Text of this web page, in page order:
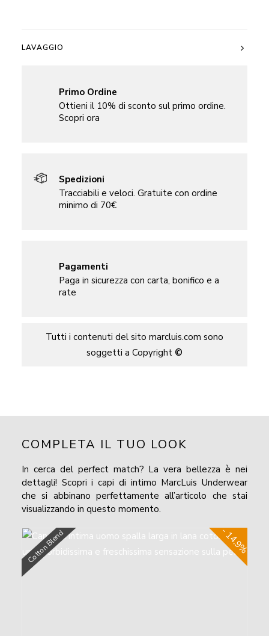
LAVAGGIO
Primo Ordine
Ottieni il 10% di sconto sul primo ordine.
Scopri ora
Spedizioni
Tracciabili e veloci. Gratuite con ordine
minimo di 70€
Pagamenti
Paga in sicurezza con carta, bonifico e a
rate
Tutti i contenuti del sito marcluis.com sono
soggetti a Copyright ©
COMPLETA IL TUO LOOK
In cerca del perfect match? La vera bellezza è nei
dettagli! Scopri i capi di intimo MarcLuis Underwear
che si abbinano perfettamente all’articolo che stai
visualizzando in questo momento.
Cotton Blend - 14.9%